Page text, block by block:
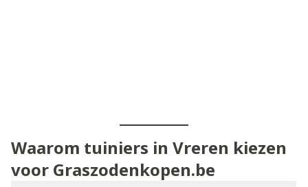
Waarom tuiniers in Vreren kiezen
voor Graszodenkopen.be